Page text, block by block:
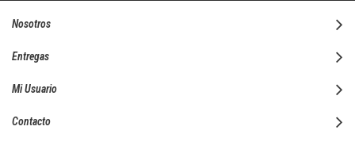
Nosotros
Entregas
Mi Usuario
Contacto